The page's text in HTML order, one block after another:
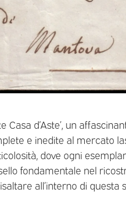
Casa d’Aste’, un
e inedite al mercato
dove ogni
fondamentale nel
all’interno di questa